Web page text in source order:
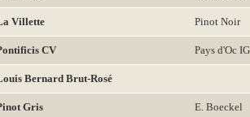
Villette Pinot Noir
CV Pays d'Oc
Bernard Brut-Rosé
Gris E. Boeckel